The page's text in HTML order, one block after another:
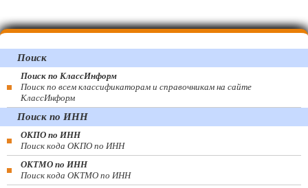
Поиск
Поиск по КлассИнформ
Поиск по всем классификаторам и справочникам на сайте
КлассИнформ
Поиск по ИНН
ОКПО по ИНН
Поиск кода ОКПО по ИНН
ОКТМО по ИНН
Поиск кода ОКТМО по ИНН